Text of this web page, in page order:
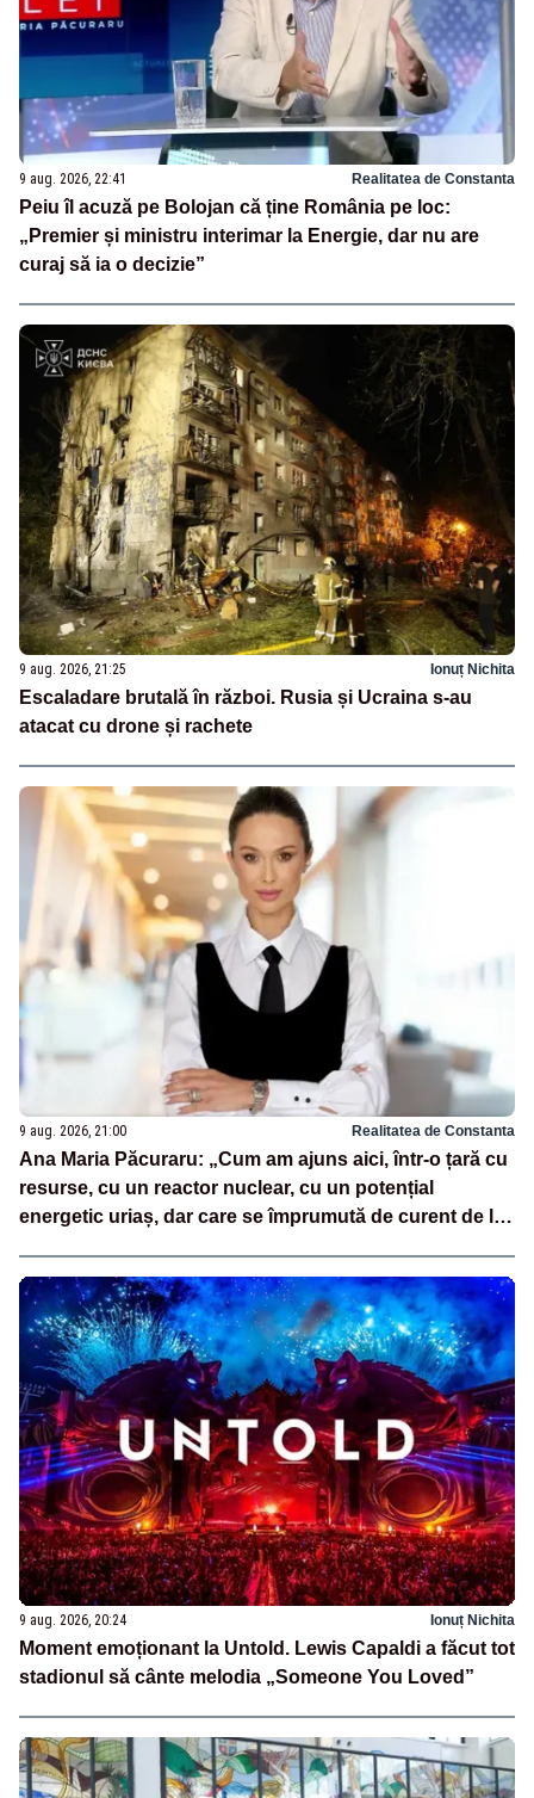
9 aug. 2026, 22:41 Realitatea de Constanta
Peiu îl acuză pe Bolojan că ține România pe loc:
„Premier și ministru interimar la Energie, dar nu are
curaj să ia o decizie”
9 aug. 2026, 21:25 Ionuț Nichita
Escaladare brutală în război. Rusia și Ucraina s-au
atacat cu drone și rachete
9 aug. 2026, 21:00 Realitatea de Constanta
Ana Maria Păcuraru: „Cum am ajuns aici, într-o țară cu
resurse, cu un reactor nuclear, cu un potențial
energetic uriaș, dar care se împrumută de curent de la
9 aug. 2026, 20:24 Ionuț Nichita
Moment emoționant la Untold. Lewis Capaldi a făcut tot
stadionul să cânte melodia „Someone You Loved”